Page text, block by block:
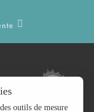
outils de mesure